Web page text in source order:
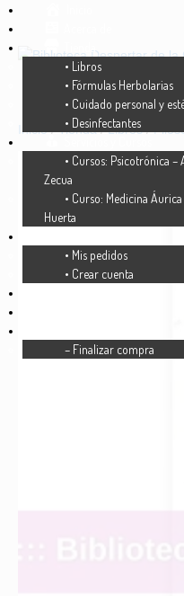
Inicio/Tienda/Libros/
Tienda
• Libros
• Fórmulas Herbolarias
• Cuidado personal y
• Desinfectantes
• Cursos: Psicotrónica –
Zecua
• Curso: Medicina
Huerta
• Mis pedidos
• Crear cuenta
– Finalizar compra